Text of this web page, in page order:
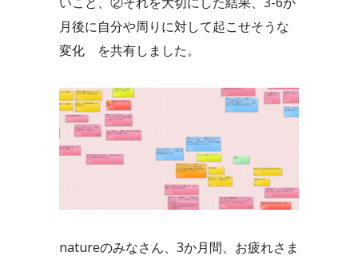
月後に自分や周りに対して起こせそうな
変化 を共有しました。
natureのみなさん、3か月間、お疲れさま